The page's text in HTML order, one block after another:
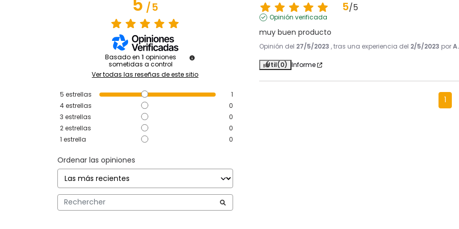
5/5
Basado en 1 opiniones
sometidas a control
Ver todas las reseñas de este sitio
5 estrellas
1
4estrellas
0
3 estrellas
0
2estrellas
0
1 estrella 0
Ordenar las opiniones
5/5
Opinión verificada
muy buen producto
Opinión del 27/5/2023 , tras una experiencia del 2/5/2023 por
Útil(0) Informe
1